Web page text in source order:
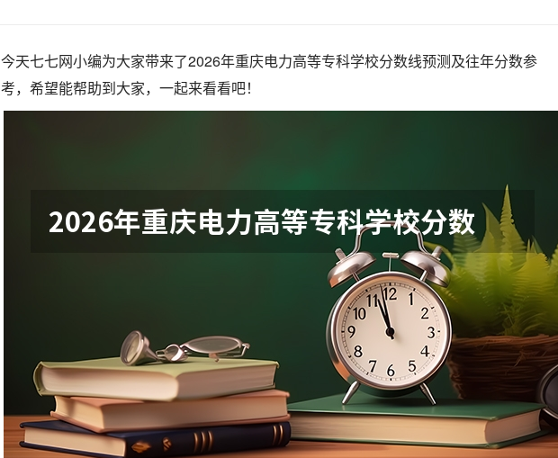
今天七七网小编为大家带来了2026年重庆电力高等专科学校分数线预测及往年分数参
考，希望能帮助到大家，一起来看看吧！